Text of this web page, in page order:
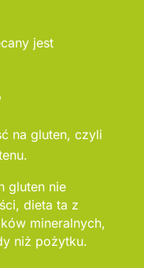
jest
na gluten, czyli
gluten nie
dieta ta z
mineralnych,
niż pożytku.